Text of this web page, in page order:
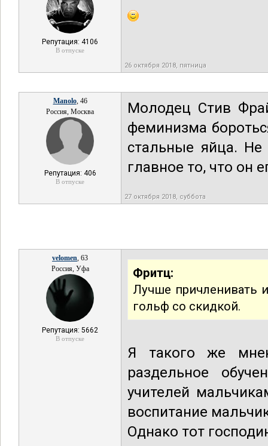
Репутация: 4106
В отпуске
26 октября 2018, пятница
Manolo, 46
Россия, Москва
Репутация: 406
В отпуске
Молодец Стив
феминизма
стальные яйца.
главное то, что он
27 октября 2018, суббота
velomen, 63
Россия, Уфа
Репутация: 5662
В отпуске
Фритц:
Лучше причленивать
гольф со скидкой.
Я такого же
раздельное
учителей
воспитание
Однако тот